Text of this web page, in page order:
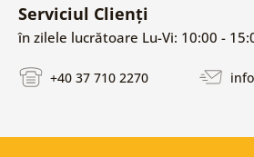
Serviciul Clienți
în zilele lucrătoare Lu-Vi: 10:00 -
+40 37 710 2270